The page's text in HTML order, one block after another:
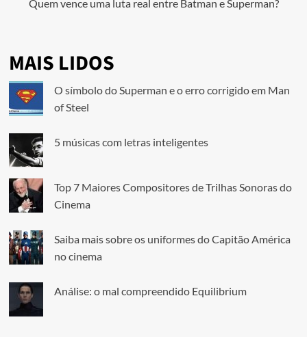
Quem vence uma luta real entre Batman e Superman?
MAIS LIDOS
O símbolo do Superman e o erro corrigido em Man
of Steel
5 músicas com letras inteligentes
Top 7 Maiores Compositores de Trilhas Sonoras do
Cinema
Saiba mais sobre os uniformes do Capitão América
no cinema
Análise: o mal compreendido Equilibrium